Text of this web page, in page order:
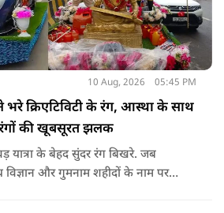
10 Aug, 2026 05:45 PM
भरे क्रिएटिविटी के रंग, आस्था के साथ
की खूबसूरत झलक
यात्रा के बेहद सुंदर रंग बिखरे. जब
और गुमनाम शहीदों के नाम पर